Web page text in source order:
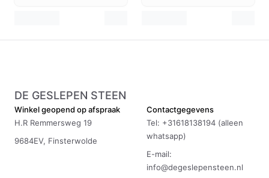
DE GESLEPEN STEEN
Winkel geopend op afspraak
H.R Remmersweg 19
9684EV, Finsterwolde
Contactgegevens
Tel: +31618138194 (alleen
whatsapp)
E-mail:
info@degeslepensteen.nl